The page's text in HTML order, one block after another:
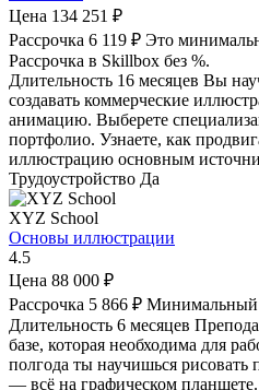
Цена 134 251 ₽
Рассрочка 6 119 ₽ Это
Рассрочка в Skillbox без %.
Длительность 16 месяцев Вы
создавать коммерческие
анимацию. Выберете
портфолио. Узнаете, как
иллюстрацию основным
Трудоустройство Да
XYZ School
Основы иллюстрации
4.5
Цена 88 000 ₽
Рассрочка 5 866 ₽ Минимальный
Длительность 6 месяцев
базе, которая необходима для
полгода ты научишься
— всё на графическом планшете.